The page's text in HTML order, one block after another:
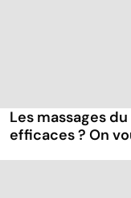
Les massages
efficaces ? On